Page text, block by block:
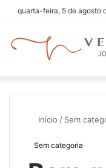
quarta-feira, 5 de agosto
Início / Sem
Sem categoria